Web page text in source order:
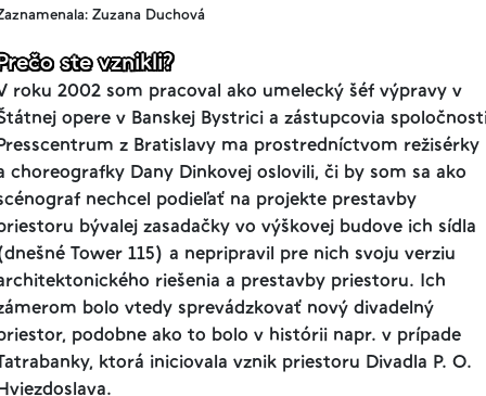
Zuzana Duchová
ste vznikli?
roku 2002 som pracoval ako umelecký šéf výpravy v
opere v Banskej Bystrici a zástupcovia
z Bratislavy ma prostredníctvom režisérky
choreografky Dany Dinkovej oslovili, či by som sa ako
nechcel podieľať na projekte prestavby
bývalej zasadačky vo výškovej budove ich sídla
Tower 115) a nepripravil pre nich svoju verziu
riešenia a prestavby priestoru. Ich
bolo vtedy sprevádzkovať nový divadelný
podobne ako to bolo v histórii napr. v prípade
ktorá iniciovala vznik priestoru Divadla P. O.